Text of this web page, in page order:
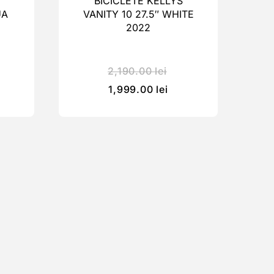
VANITY 10 27.5″ WHITE
2022
2,190.00lei
1,999.00 lei